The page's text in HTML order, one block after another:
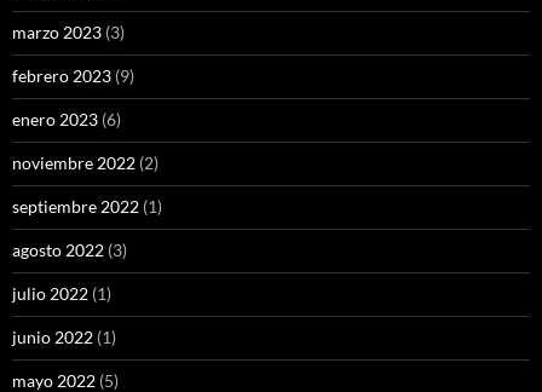
marzo 2023 (3)
febrero 2023 (9)
enero 2023 (6)
noviembre 2022 (2)
septiembre 2022 (1)
agosto 2022 (3)
julio 2022 (1)
junio 2022 (1)
mayo 2022 (5)